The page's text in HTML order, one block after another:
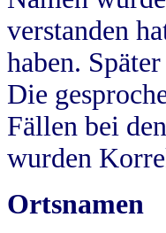
verstanden
haben.
Die
Fällen bei
wurden
Ortsnamen